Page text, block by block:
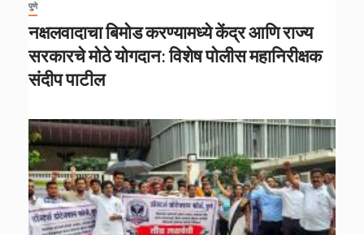
पुणे
नक्षलवादाचा बिमोड करण्यामध्ये केंद्र आणि राज्य
सरकारचे मोठे योगदान: विशेष पोलीस महानिरीक्षक
संदीप पाटील